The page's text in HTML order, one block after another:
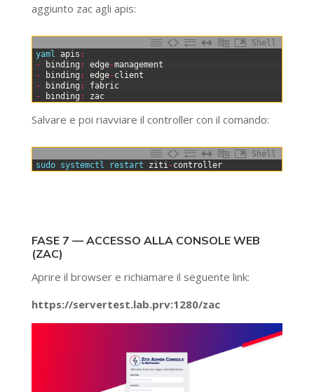
aggiunto zac agli apis:
Shell
yaml apis :
-
binding : edge-management
-
binding : edge-client
-
binding :
fabric
-
binding : zac
Salvare e poi riavviare il controller con il comando:
Shell
sudo systemctl restart ziti -controller
FASE 7 — ACCESSO ALLA CONSOLE WEB
(ZAC)
Aprire il browser e richiamare il seguente link:
https://servertest.lab.prv:1280/zac